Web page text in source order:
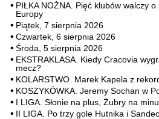
PIŁKA NOŻNA. Pięć klubów walczy o
Europy
Piątek, 7 sierpnia 2026
Czwartek, 6 sierpnia 2026
Środa, 5 sierpnia 2026
EKSTRAKLASA. Kiedy Cracovia
mecz?
KOLARSTWO. Marek Kapela z
KOSZYKÓWKA. Jeremy Sochan w
I LIGA. Słonie na plus, Żubry na
II LIGA. Po trzy gole Hutnika i